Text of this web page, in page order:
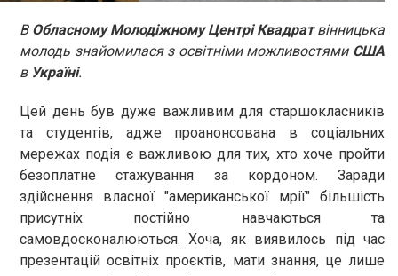
В Обласному Молодіжному Центрі Квадратвінницька
молодь знайомилася з освітніми можливостями США
в Україні.
Цей день був дуже важливим для старшокласників
та студентів, адже проанонсована в соціальних
мережах подія є важливою для тих, хто хоче пройти
безоплатне стажування за кордоном. Заради
здійснення власної "американської мрії" більшість
присутніх постійно навчаються та
самовдосконалюються. Хоча, як виявилось під час
презентацій освітніх проєктів, мати знання, це лише